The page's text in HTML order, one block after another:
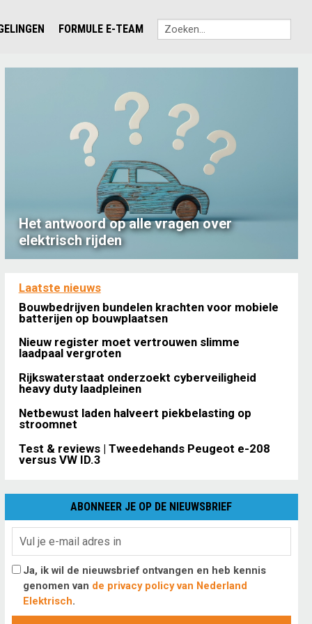
FORMULE E-TEAM
Het antwoord op alle vragen over
elektrisch rijden
Laatste nieuws
Bouwbedrijven bundelen krachten voor mobiele
batterijen op bouwplaatsen
Nieuw register moet vertrouwen slimme
laadpaal vergroten
Rijkswaterstaat onderzoekt cyberveiligheid
heavy duty laadpleinen
Netbewust laden halveert piekbelasting op
stroomnet
Test & reviews | Tweedehands Peugeot e-208
versus VW ID.3
ABONNEER JE OP DE NIEUWSBRIEF
Ja, ik wil de nieuwsbrief ontvangen en heb kennis
genomen van de privacy policy van Nederland
Elektrisch.